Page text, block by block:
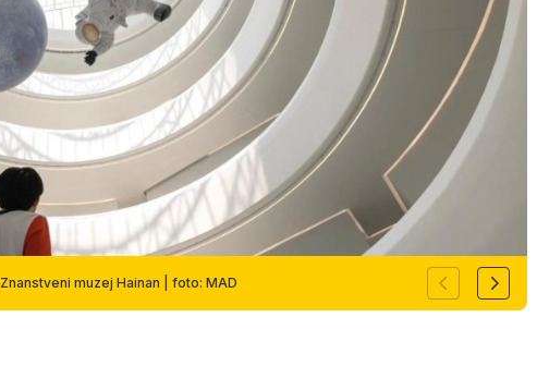
Znanstveni muzej Hainan | foto: MAD